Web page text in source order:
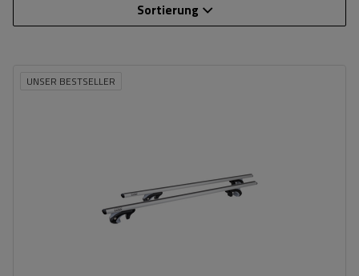
Sortierung
UNSER BESTSELLER